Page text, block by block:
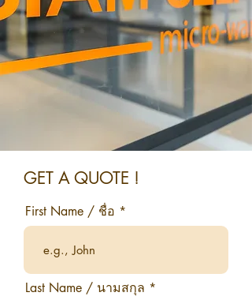
GET A QUOTE !
First Name / ชื่อ *
Last Name / นามสกุล *